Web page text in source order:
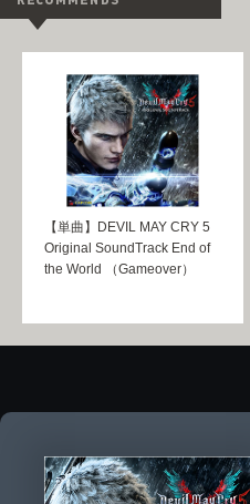
【単曲】DEVIL MAY CRY 5
Original SoundTrack End of
the World （Gameover）